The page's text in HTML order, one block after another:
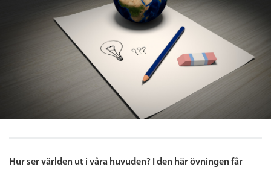
Hur ser världen ut i våra huvuden? I den här övningen får